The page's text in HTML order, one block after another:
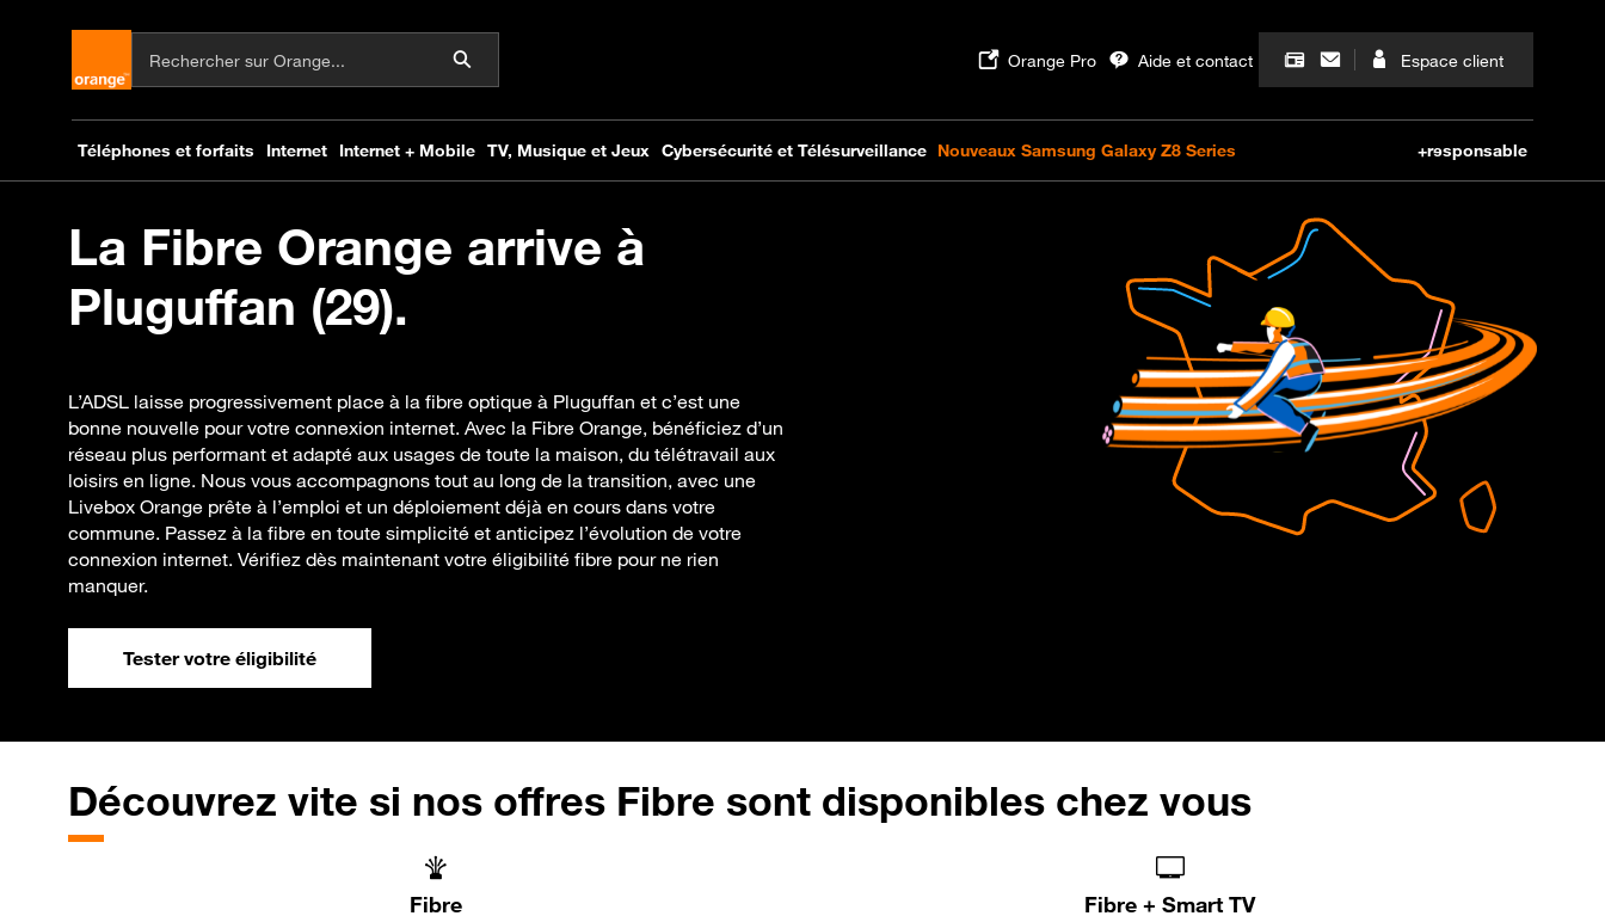
La Fibre Orange arrive à
Pluguffan (29).
L’ADSL laisse progressivement place à la fibre optique à Pluguffan et c’est une
bonne nouvelle pour votre connexion internet. Avec la Fibre Orange, bénéficiez d’un
réseau plus performant et adapté aux usages de toute la maison, du télétravail aux
loisirs en ligne. Nous vous accompagnons tout au long de la transition, avec une
Livebox Orange prête à l’emploi et un déploiement déjà en cours dans votre
commune. Passez à la fibre en toute simplicité et anticipez l’évolution de votre
connexion internet. Vérifiez dès maintenant votre éligibilité fibre pour ne rien
manquer.
Tester votre éligibilité
Découvrez vite si nos offres Fibre sont disponibles chez vous
Fibre Fibre + Smart TV